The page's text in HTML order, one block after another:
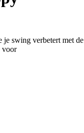
je swing verbetert met de
voor